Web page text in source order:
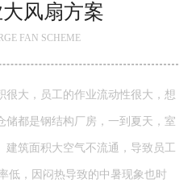
大风扇方案
FAN SCHEME
新
温产品的性能和作用。有人问中
、负压湿帘墙、水雾扇、风扇等
们车间用。凭着我们18年的工作